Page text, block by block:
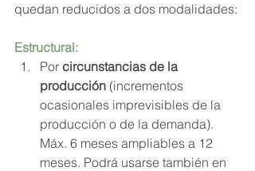
quedan reducidos a dos modalidades:
Estructural:
Por circunstancias de la
producción (incrementos
ocasionales imprevisibles de la
producción o de la demanda).
Máx. 6 meses ampliables a 12
meses. Podrá usarse también en